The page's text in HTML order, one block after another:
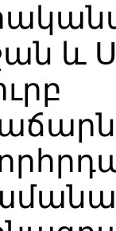
և